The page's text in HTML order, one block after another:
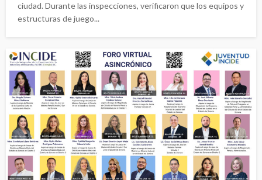
ciudad. Durante las inspecciones, verificaron que los equipos y
estructuras de juego...